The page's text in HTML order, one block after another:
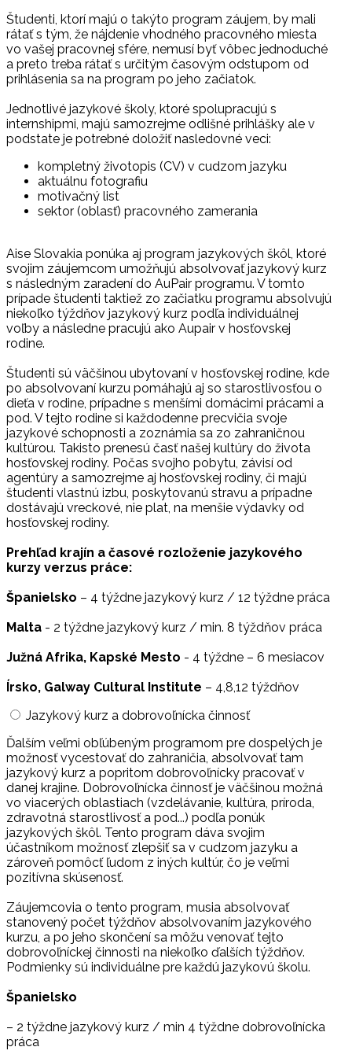
Študenti, ktorí majú o takýto program záujem, by mali
rátať s tým, že nájdenie vhodného pracovného miesta
vo vašej pracovnej sfére, nemusí byť vôbec jednoduché
a preto treba rátať s určitým časovým odstupom od
prihlásenia sa na program po jeho začiatok.
Jednotlivé jazykové školy, ktoré spolupracujú s
internshipmi, majú samozrejme odlišné prihlášky ale v
podstate je potrebné doložiť nasledovné veci:
kompletný životopis (CV) v cudzom jazyku
aktuálnu fotografiu
motivačný list
sektor (oblasť) pracovného zamerania
Aise Slovakia ponúka aj program jazykových škôl, ktoré
svojim záujemcom umožňujú absolvovať jazykový kurz
s následným zaradení do AuPair programu. V tomto
prípade študenti taktiež zo začiatku programu absolvujú
niekoľko týždňov jazykový kurz podľa individuálnej
voľby a následne pracujú ako Aupair v hosťovskej
rodine.
Študenti sú väčšinou ubytovaní v hosťovskej rodine, kde
po absolvovaní kurzu pomáhajú aj so starostlivosťou o
dieťa v rodine, prípadne s menšími domácimi prácami a
pod. V tejto rodine si každodenne precvičia svoje
jazykové schopnosti a zoznámia sa zo zahraničnou
kultúrou. Takisto prenesú časť našej kultúry do života
hosťovskej rodiny. Počas svojho pobytu, závisí od
agentúry a samozrejme aj hosťovskej rodiny, či majú
študenti vlastnú izbu, poskytovanú stravu a prípadne
dostávajú vreckové, nie plat, na menšie výdavky od
hosťovskej rodiny.
Prehľad krajín a časové rozloženie jazykového
kurzy verzus práce:
Španielsko – 4 týždne jazykový kurz / 12 týždne práca
Malta - 2 týždne jazykový kurz / min. 8 týždňov práca
Južná Afrika, Kapské Mesto - 4 týždne – 6 mesiacov
Írsko, Galway Cultural Institute – 4,8,12 týždňov
Jazykový kurz a dobrovoľnícka činnosť
Ďalším veľmi obľúbeným programom pre dospelých je
možnosť vycestovať do zahraničia, absolvovať tam
jazykový kurz a popritom dobrovoľnícky pracovať v
danej krajine. Dobrovoľnícka činnosť je väčšinou možná
vo viacerých oblastiach (vzdelávanie, kultúra, príroda,
zdravotná starostlivosť a pod...) podľa ponúk
jazykových škôl. Tento program dáva svojim
účastníkom možnosť zlepšiť sa v cudzom jazyku a
zároveň pomôcť ľudom z iných kultúr, čo je veľmi
pozitívna skúsenosť.
Záujemcovia o tento program, musia absolvovať
stanovený počet týždňov absolvovaním jazykového
kurzu, a po jeho skončení sa môžu venovať tejto
dobrovoľníckej činnosti na niekoľko ďalších týždňov.
Podmienky sú individuálne pre každú jazykovú školu.
Španielsko
– 2 týždne jazykový kurz / min 4 týždne dobrovoľnícka
práca